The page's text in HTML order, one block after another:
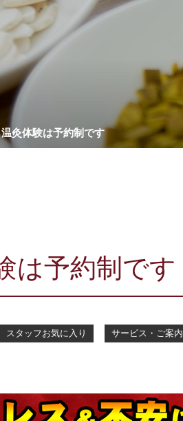
温灸体験は予約制です
は予約制です
スタッフお気に入り サービス・ご案内